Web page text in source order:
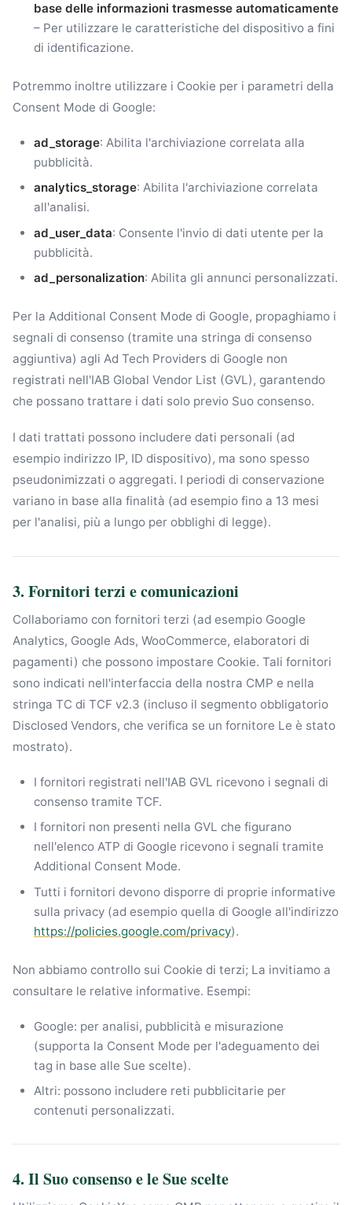
base delle informazioni trasmesse automaticamente
– Per utilizzare le caratteristiche del dispositivo a fini
di identificazione.
Potremmo inoltre utilizzare i Cookie per i parametri della
Consent Mode di Google:
ad_storage: Abilita l'archiviazione correlata alla
pubblicità.
analytics_storage: Abilita l'archiviazione correlata
all'analisi.
ad_user_data: Consente l'invio di dati utente per la
pubblicità.
ad_personalization: Abilita gli annunci personalizzati.
Per la Additional Consent Mode di Google, propaghiamo i
segnali di consenso (tramite una stringa di consenso
aggiuntiva) agli Ad Tech Providers di Google non
registrati nell'IAB Global Vendor List (GVL), garantendo
che possano trattare i dati solo previo Suo consenso.
I dati trattati possono includere dati personali (ad
esempio indirizzo IP, ID dispositivo), ma sono spesso
pseudonimizzati o aggregati. I periodi di conservazione
variano in base alla finalità (ad esempio fino a 13 mesi
per l'analisi, più a lungo per obblighi di legge).
3. Fornitori terzi e comunicazioni
Collaboriamo con fornitori terzi (ad esempio Google
Analytics, Google Ads, WooCommerce, elaboratori di
pagamenti) che possono impostare Cookie. Tali fornitori
sono indicati nell'interfaccia della nostra CMP e nella
stringa TC di TCF v2.3 (incluso il segmento obbligatorio
Disclosed Vendors, che verifica se un fornitore Le è stato
mostrato).
I fornitori registrati nell'IAB GVL ricevono i segnali di
consenso tramite TCF.
I fornitori non presenti nella GVL che figurano
nell'elenco ATP di Google ricevono i segnali tramite
Additional Consent Mode.
Tutti i fornitori devono disporre di proprie informative
sulla privacy (ad esempio quella di Google all'indirizzo
https://policies.google.com/privacy).
Non abbiamo controllo sui Cookie di terzi; La invitiamo a
consultare le relative informative. Esempi:
Google: per analisi, pubblicità e misurazione
(supporta la Consent Mode per l'adeguamento dei
tag in base alle Sue scelte).
Altri: possono includere reti pubblicitarie per
contenuti personalizzati.
4. Il Suo consenso e le Sue scelte